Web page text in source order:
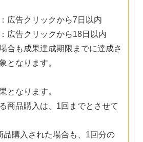
告クリックから7日以内
広告クリックから18日以内
合も成果達成期限までに達成さ
となります。
となります。
商品購入は、1回までとさせて
購入された場合も、1回分の